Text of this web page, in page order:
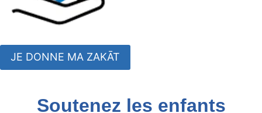
JE DONNE MA ZAKĀT
Soutenez les enfants